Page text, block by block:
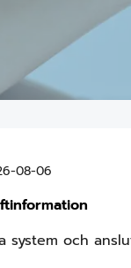
08-06
system och